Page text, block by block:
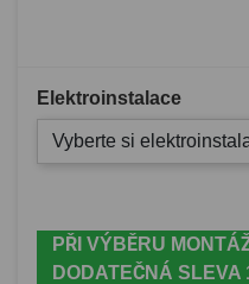
Elektroinstalace
Vyberte si
PŘI VÝBĚRU
DODATEČNÁ SLEVA